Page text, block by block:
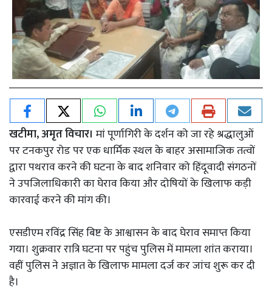
खटीमा, अमृत विचार। मां पूर्णागिरी के दर्शन को जा रहे श्रद्धालुओं
पर टनकपुर रोड पर एक धार्मिक स्थल के बाहर असामाजिक तत्वों
द्वारा पथराव करने की घटना के बाद शनिवार को हिंदूवादी संगठनों
ने उपजिलाधिकारी का घेराव किया और दोषियों के खिलाफ कड़ी
कारवाई करने की मांग की।
एसडीएम रविंद्र सिंह बिष्ट के आश्वासन के बाद घेराव समाप्त किया
गया। शुक्रवार रात्रि घटना पर पहुंच पुलिस में मामला शांत कराया।
वहीं पुलिस ने अज्ञात के खिलाफ मामला दर्ज कर जांच शुरू कर दी
है।